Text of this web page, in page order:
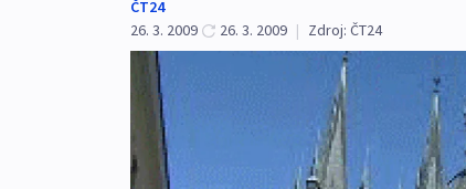
ČT24
26. 3. 2009
26. 3. 2009 | Zdroj: ČT24